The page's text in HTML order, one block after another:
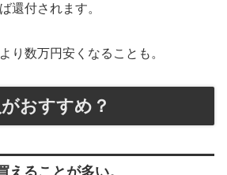
還付されます。
り数万円安くなることも。
おすすめ？